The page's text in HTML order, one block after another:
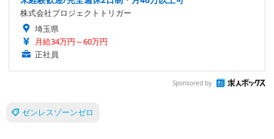
株式会社プロジェクトトリガー
埼玉県
月給34万円～60万円
正社員
Sponsored by
ゼンレスゾーンゼロ